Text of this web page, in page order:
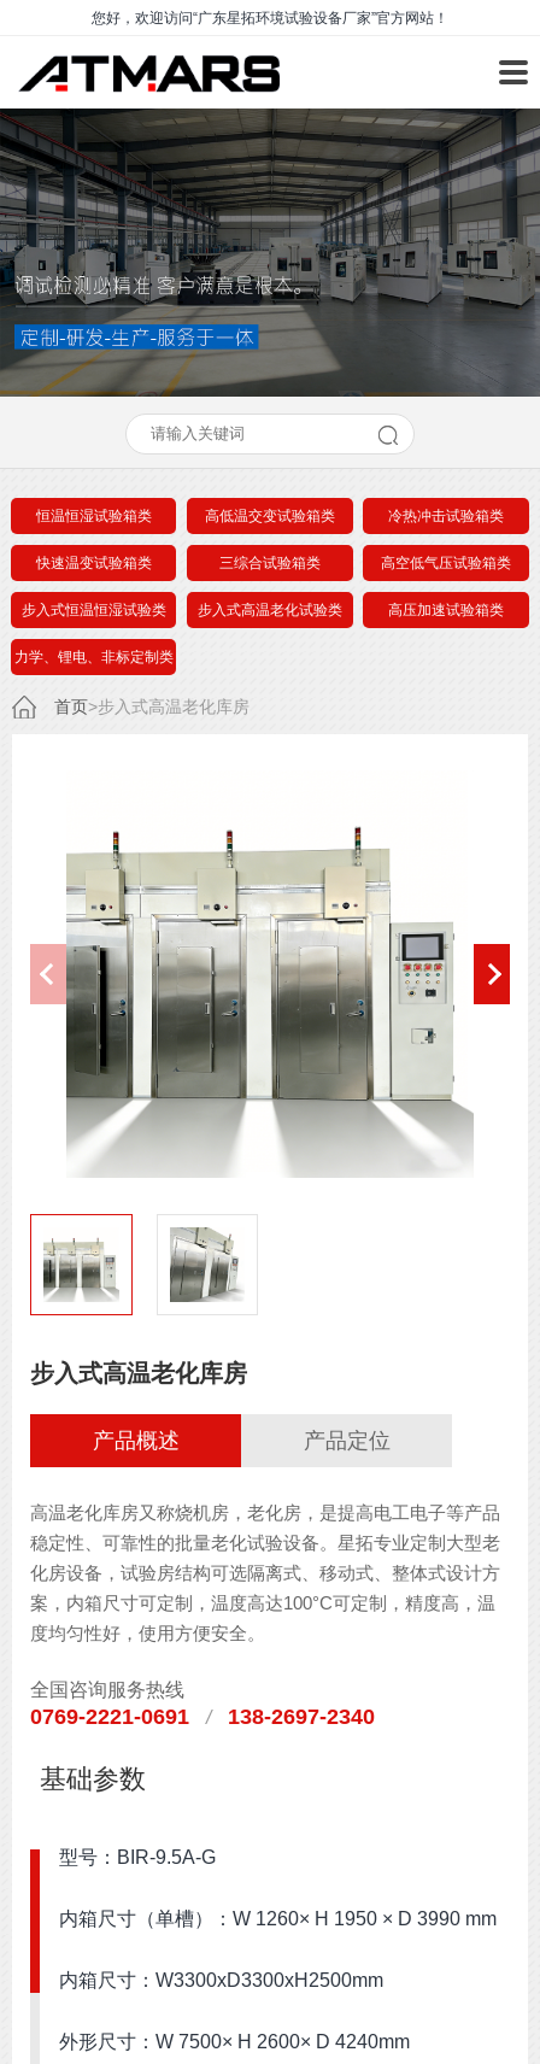
您好，欢迎访问“广东星拓环境试验设备厂家”官方网站！
恒温恒湿试验箱类 高低温交变试验箱类 冷热冲击试验箱类
快速温变试验箱类 三综合试验箱类 高空低气压试验箱类
步入式恒温恒湿试验类 步入式高温老化试验类 高压加速试验箱类
力学、锂电、非标定制类
首页>步入式高温老化库房
步入式高温老化库房
产品概述 产品定位
高温老化库房又称烧机房，老化房，是提高电工电子等产品
稳定性、可靠性的批量老化试验设备。星拓专业定制大型老
化房设备，试验房结构可选隔离式、移动式、整体式设计方
案，内箱尺寸可定制，温度高达100°C可定制，精度高，温
度均匀性好，使用方便安全。
全国咨询服务热线
0769-2221-0691 / 138-2697-2340
基础参数
型号：BIR-9.5A-G
内箱尺寸（单槽）：W 1260× H 1950 × D 3990 mm
内箱尺寸：W3300xD3300xH2500mm
外形尺寸：W 7500× H 2600× D 4240mm